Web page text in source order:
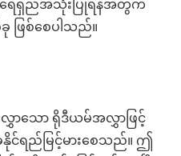
ကို ရေရှည်အသုံးပြုရန်အတွက်
ဖြစ်စေပါသည်။
သော ရိုဒီယမ်အလွှာဖြင့်
ခံနိုင်ရည်မြင့်မားစေသည်။ ဤ